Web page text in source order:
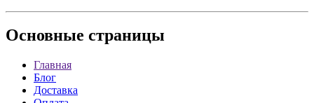
Основные страницы
Главная
Блог
Доставка